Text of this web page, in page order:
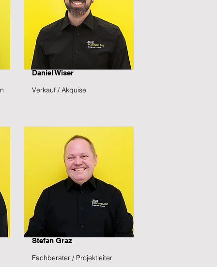
Daniel Wiser
Verkauf / Akquise
Stefan Graz
Fachberater / Projektleiter